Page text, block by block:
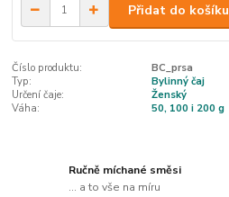
Přidat do košíku
Číslo produktu:
BC_prsa
Typ:
Bylinný čaj
Určení čaje:
Ženský
Váha:
50, 100 i 200 g
Ručně míchané směsi
... a to vše na míru